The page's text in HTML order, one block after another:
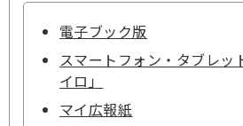
電子ブック版
スマートフォン・タブレッ
イロ」
マイ広報紙